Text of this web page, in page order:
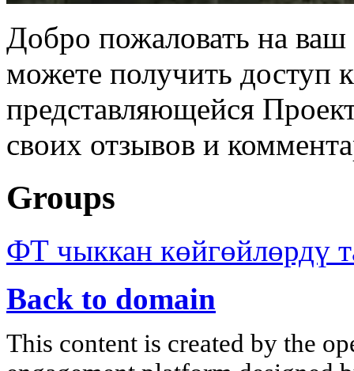
Добро пожаловать на
можете получить доступ
представляющейся
своих отзывов и
Groups
ФТ чыккан көйгөйлөрдү
Back to domain
This content is created by the